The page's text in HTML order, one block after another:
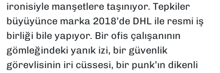
ironisiyle manşetlere taşınıyor. Tepkiler
büyüyünce marka 2018’de DHL ile resmi iş
birliği bile yapıyor. Bir ofis çalışanının
gömleğindeki yanık izi, bir güvenlik
görevlisinin iri cüssesi, bir punk’ın dikenli